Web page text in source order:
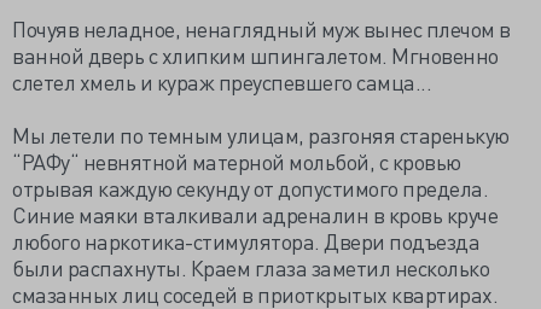
Почуяв неладное, ненаглядный муж вынес плечом в
ванной дверь с хлипким шпингалетом. Мгновенно
слетел хмель и кураж преуспевшего самца...
Мы летели по темным улицам, разгоняя старенькую
“РАФу“ невнятной матерной мольбой, с кровью
отрывая каждую секунду от допустимого предела.
Синие маяки вталкивали адреналин в кровь круче
любого наркотика-стимулятора. Двери подъезда
были распахнуты. Краем глаза заметил несколько
смазанных лиц соседей в приоткрытых квартирах.